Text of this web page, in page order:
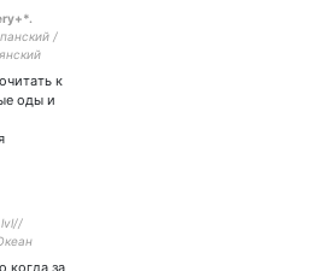
/
к
оды и
lvl//
когда за